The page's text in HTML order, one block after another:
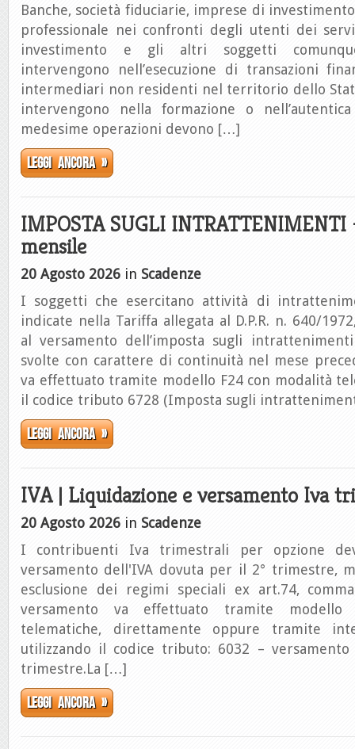
Banche, società fiduciarie, imprese di
professionale nei confronti degli utenti dei
investimento e gli altri soggetti
intervengono nell’esecuzione di transazioni
intermediari non residenti nel territorio dello
intervengono nella formazione o
medesime operazioni devono […]
Leggi ancora »
IMPOSTA SUGLI
mensile
20 Agosto 2026 in Scadenze
I soggetti che esercitano attività di
indicate nella Tariffa allegata al D.P.R. n. 640/
al versamento dell’imposta sugli
svolte con carattere di continuità nel mese
va effettuato tramite modello F24 con modalità
il codice tributo 6728 (Imposta sugli
Leggi ancora »
IVA | Liquidazione e versamento Iva
20 Agosto 2026 in Scadenze
I contribuenti Iva trimestrali per opzione
versamento dell'IVA dovuta per il 2° trimestre,
esclusione dei regimi speciali ex art.74,
versamento va effettuato tramite modello
telematiche, direttamente oppure tramite
utilizzando il codice tributo: 6032 –
trimestre.La […]
Leggi ancora »